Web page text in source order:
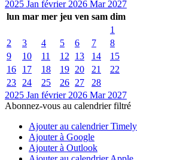
2025 Jan février 2026 Mar 2027
lun mar mer jeu ven sam dim
1
2
3 4 5 6 7
8
9
10 11 12 13 14
15
16
17 18 19 20 21
22
23
24 25 26 27
28
2025 Jan février 2026 Mar 2027
Abonnez-vous au calendrier filtré
Ajouter au calendrier Timely
Ajouter à Google
Ajouter à Outlook